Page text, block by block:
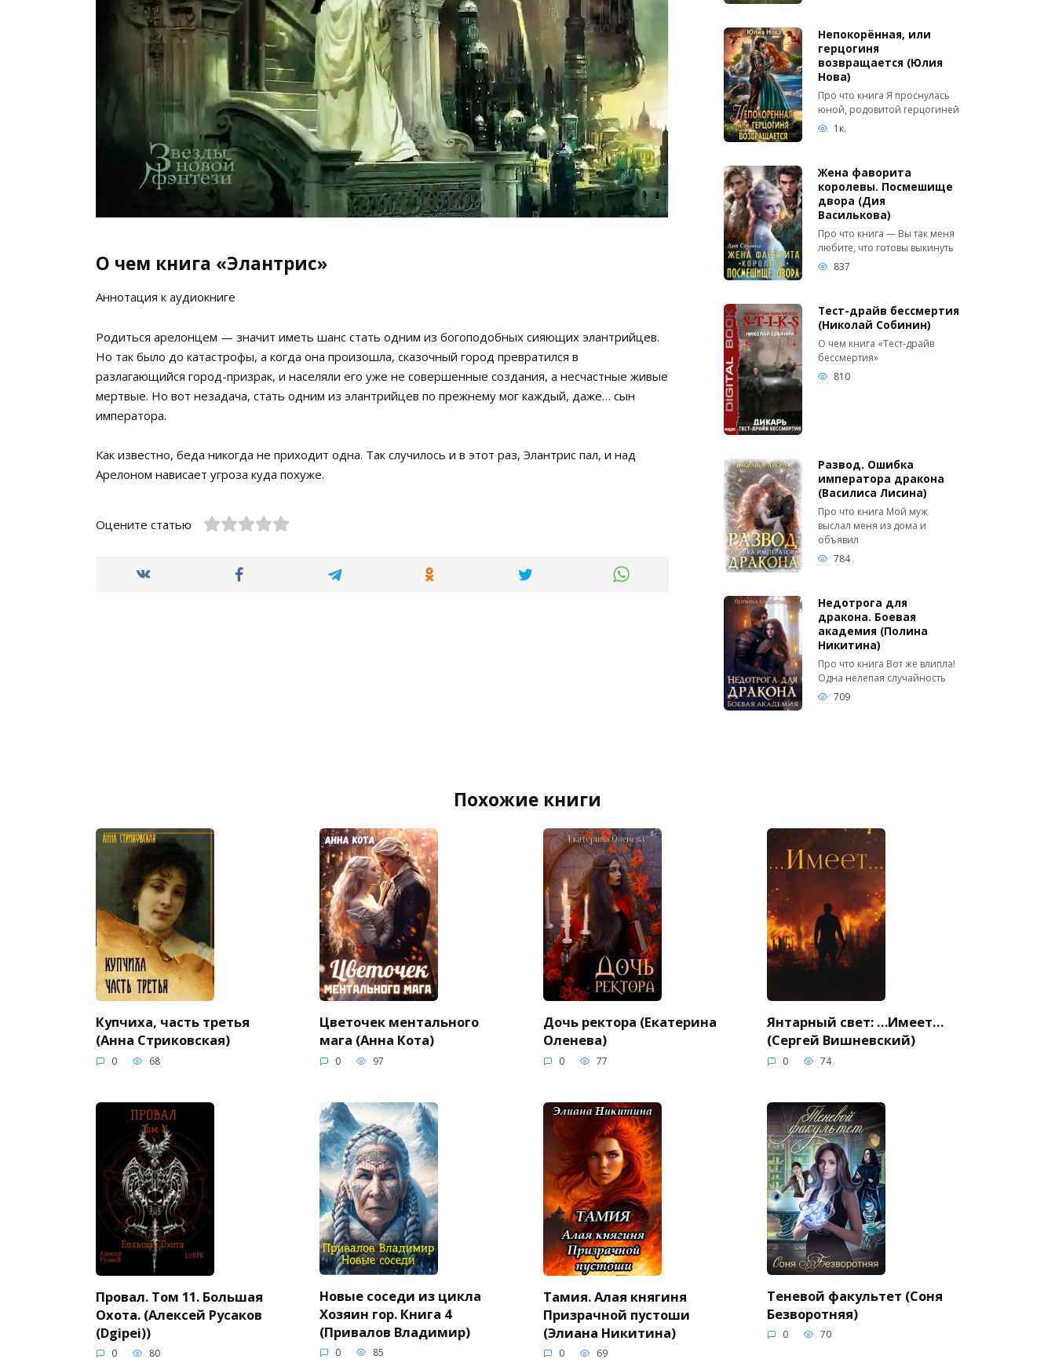
О чем книга «Элантрис»
Аннотация к аудиокниге
Родиться арелонцем — значит иметь шанс стать одним из богоподобных сияющих элантрийцев.
Но так было до катастрофы, а когда она произошла, сказочный город превратился в
разлагающийся город-призрак, и населяли его уже не совершенные создания, а несчастные живые
мертвые. Но вот незадача, стать одним из элантрийцев по прежнему мог каждый, даже… сын
императора.
Как известно, беда никогда не приходит одна. Так случилось и в этот раз, Элантрис пал, и над
Арелоном нависает угроза куда похуже.
Оцените статью
Непокорённая, или
герцогиня
возвращается (Юлия
Нова)
Про что книга Я проснулась
юной, родовитой герцогиней
1к.
Жена фаворита
королевы. Посмешище
двора (Дия
Василькова)
Про что книга — Вы так меня
любите, что готовы выкинуть
837
Тест-драйв бессмертия
(Николай Собинин)
О чем книга «Тест-драйв
бессмертия»
810
Развод. Ошибка
императора дракона
(Василиса Лисина)
Про что книга Мой муж
выслал меня из дома и
объявил
784
Недотрога для
дракона. Боевая
академия (Полина
Никитина)
Про что книга Вот же влипла!
Одна нелепая случайность
709
Похожие книги
Купчиха, часть третья
(Анна Стриковская)
0 68
Цветочек ментального
мага (Анна Кота)
0 97
Дочь ректора (Екатерина
Оленева)
0 77
Янтарный свет: …Имеет…
(Сергей Вишневский)
0 74
Провал. Том 11. Большая
Охота. (Алексей Русаков
(Dgipei))
0 80
Новые соседи из цикла
Хозяин гор. Книга 4
(Привалов Владимир)
0 85
Тамия. Алая княгиня
Призрачной пустоши
(Элиана Никитина)
0 69
Теневой факультет (Соня
Безворотняя)
0 70